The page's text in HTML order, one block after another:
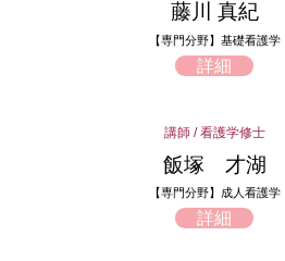
藤川 真紀
【専門分野】基礎看護学
詳細
講師 / 看護学修士
飯塚 才湖
【専門分野】成人看護学
詳細